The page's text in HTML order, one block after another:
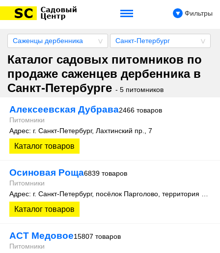
Фильтры
Саженцы дербенника Санкт-Петербург
Каталог садовых питомников по
продаже саженцев дербенника в
Санкт-Петербурге - 5 питомников
Алексеевская Дубрава2466 товаров
Питомники
Адрес: г. Санкт-Петербург, Лахтинский пр., 7
Каталог товаров
Осиновая Роща6839 товаров
Питомники
Каталог товаров
АСТ Медовое15807 товаров
Питомники